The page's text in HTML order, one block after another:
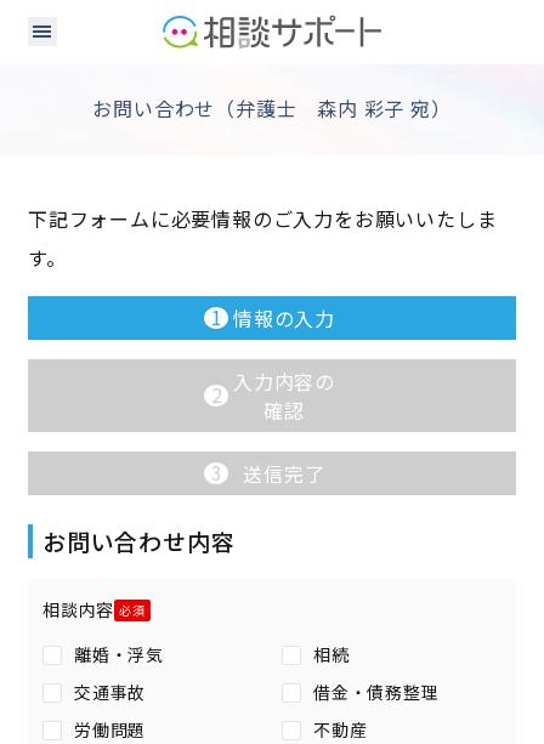
お問い合わせ（弁護士 森内 彩子 宛）
下記フォームに必要情報のご入力をお願いいたしま
す。
1 情報の入力
2 入力内容の
確認
3 送信完了
お問い合わせ内容
相談内容
離婚・浮気
相続
交通事故
借金・債務整理
労働問題
不動産